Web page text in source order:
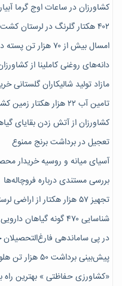
کشاورزان در ساعات اوج گرما
۴۰۲ هکتار گلرنگ در لرستان کشت شده است
امسال بیش از ۷۰ هزار تن پسته در رفسنجان برداشت می‌شود
دانه‌های روغنی کاملینا از
مازاد تولید شالیکاران گلستانی
تامین آب ۲۲ هزار هکتار زمین کشاورزی از طریق سدهای خراسان شمالی
کشاورزان از آتش زدن بقایای
تعجیل در برداشت برنج ممنوع
آسیای میانه و روسیه خریدار
بررسی مستندی درباره فروچاله‌ها
تجهیز ۵۷ هزار هکتار از اراضی لرستان به سیستم آبیاری نوین
شناسایی ۴۷٠ گونه گیاهان دارویی در آذربایجان غربی
در پی ساماندهی
پیش‎‌بینی برداشت ۵۰ هزار تن هلو از باغات چهارمحال و بختیاری
«کشاورزی حفاظتی » بهترین